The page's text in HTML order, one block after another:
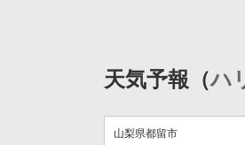
天気予報（ハ
山梨県都留市